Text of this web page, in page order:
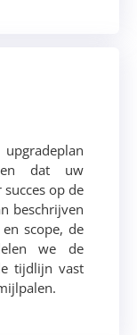
dat uw
op de
beschrijven
scope, de
we de
tijdlijn vast